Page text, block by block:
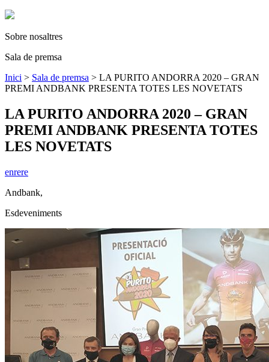
Sobre nosaltres
Sala de premsa
Inici > Sala de premsa > LA PURITO ANDORRA 2020 – GRAN
PREMI ANDBANK PRESENTA TOTES LES NOVETATS
LA PURITO ANDORRA 2020 – GRAN
PREMI ANDBANK PRESENTA TOTES
LES NOVETATS
enrere
Andbank,
Esdeveniments